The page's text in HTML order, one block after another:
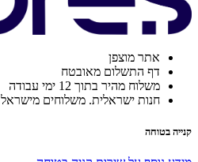
אתר מוצפן
דף התשלום מאובטח
משלוח מהיר בתוך 12 ימי עבודה
חנות ישראלית. משלוחים מישראל
קנייה בטוחה